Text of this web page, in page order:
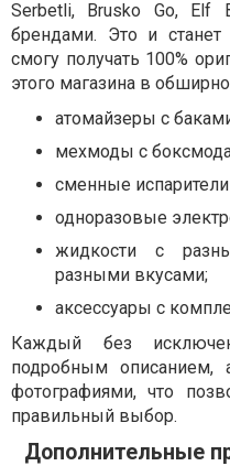
Serbetli, Brusko Go, Elf
брендами. Это и станет
смогу получать 100%
этого магазина в
атомайзеры с
мехмоды с
сменные
одноразовые
жидкости с
разными вкусами;
аксессуары с
Каждый без
подробным описанием,
фотографиями, что
правильный выбор.
Дополнительные